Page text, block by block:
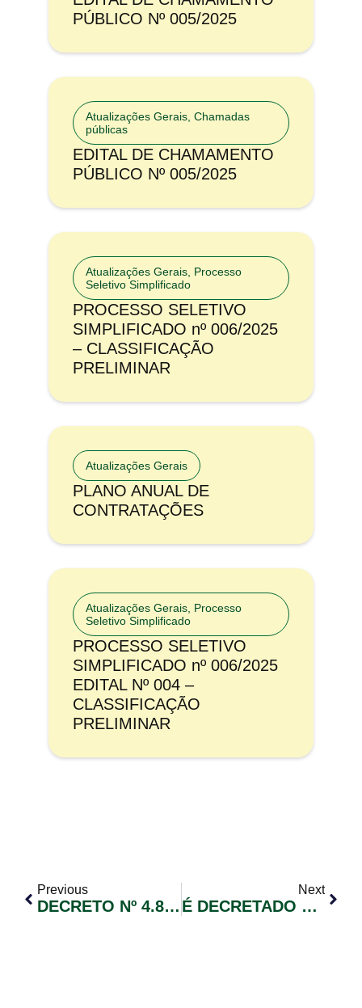
PÚBLICO Nº 005/2025
Atualizações Gerais Chamadas
públicas
EDITAL DE CHAMAMENTO
PÚBLICO Nº 005/2025
Atualizações Gerais Processo
Seletivo Simplificado
PROCESSO SELETIVO
SIMPLIFICADO nº 006/2025
– CLASSIFICAÇÃO
PRELIMINAR
Atualizações Gerais
PLANO ANUAL DE
CONTRATAÇÕES
Atualizações Gerais Processo
Seletivo Simplificado
PROCESSO SELETIVO
SIMPLIFICADO nº 006/2025
EDITAL Nº 004 –
CLASSIFICAÇÃO
PRELIMINAR
Previous
DECRETO Nº 4.871/2020
Next
É DECRETADO ESTADO DE CALAMIDADE PÚBLICA